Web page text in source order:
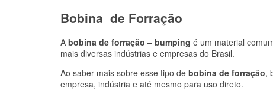
Bobina de Forração
A bobina de forração – bumping é um material
mais diversas indústrias e empresas do Brasil.
Ao saber mais sobre esse tipo de bobina de forração,
empresa, indústria e até mesmo para uso direto.